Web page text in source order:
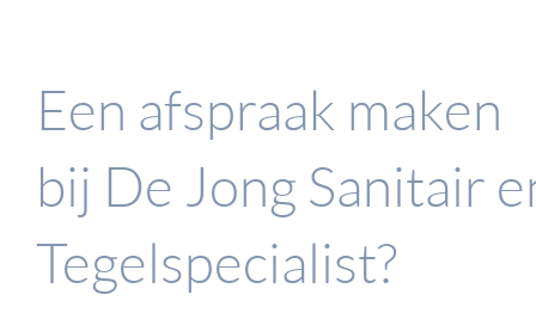
Een afspraak maken
bij De Jong Sanitair
Tegelspecialist?